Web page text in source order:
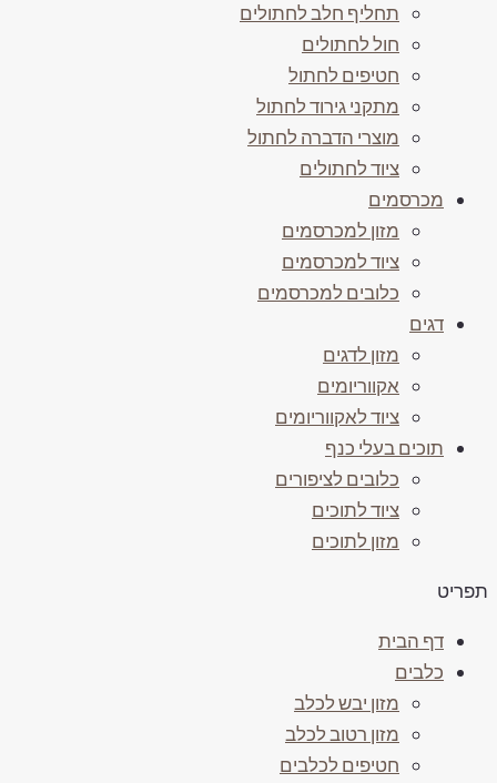
תחליף חלב לחתולים
חול לחתולים
חטיפים לחתול
מתקני גירוד לחתול
מוצרי הדברה לחתול
ציוד לחתולים
מכרסמים
מזון למכרסמים
ציוד למכרסמים
כלובים למכרסמים
דגים
מזון לדגים
אקווריומים
ציוד לאקווריומים
תוכים בעלי כנף
כלובים לציפורים
ציוד לתוכים
מזון לתוכים
דף הבית
כלבים
מזון יבש לכלב
מזון רטוב לכלב
חטיפים לכלבים